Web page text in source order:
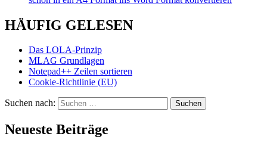
HÄUFIG GELESEN
Das LOLA-Prinzip
MLAG Grundlagen
Notepad++ Zeilen sortieren
Cookie-Richtlinie (EU)
Suchen nach:
Neueste Beiträge